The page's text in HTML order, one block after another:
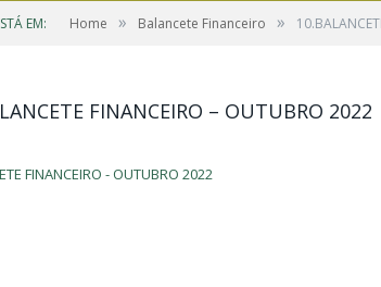
EM: Home » Balancete Financeiro »
FINANCEIRO – OUTUBRO 2022
FINANCEIRO - OUTUBRO 2022